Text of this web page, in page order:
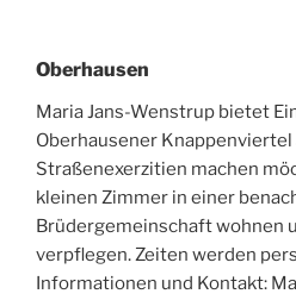
Oberhausen
Maria Jans-Wenstrup bietet
Oberhausener Knappenviertel
Straßenexerzitien machen
kleinen Zimmer in einer
Brüdergemeinschaft wohnen
verpflegen. Zeiten werden
Informationen und Kontakt: